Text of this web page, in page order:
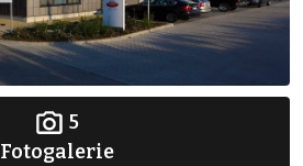
5
Fotogalerie